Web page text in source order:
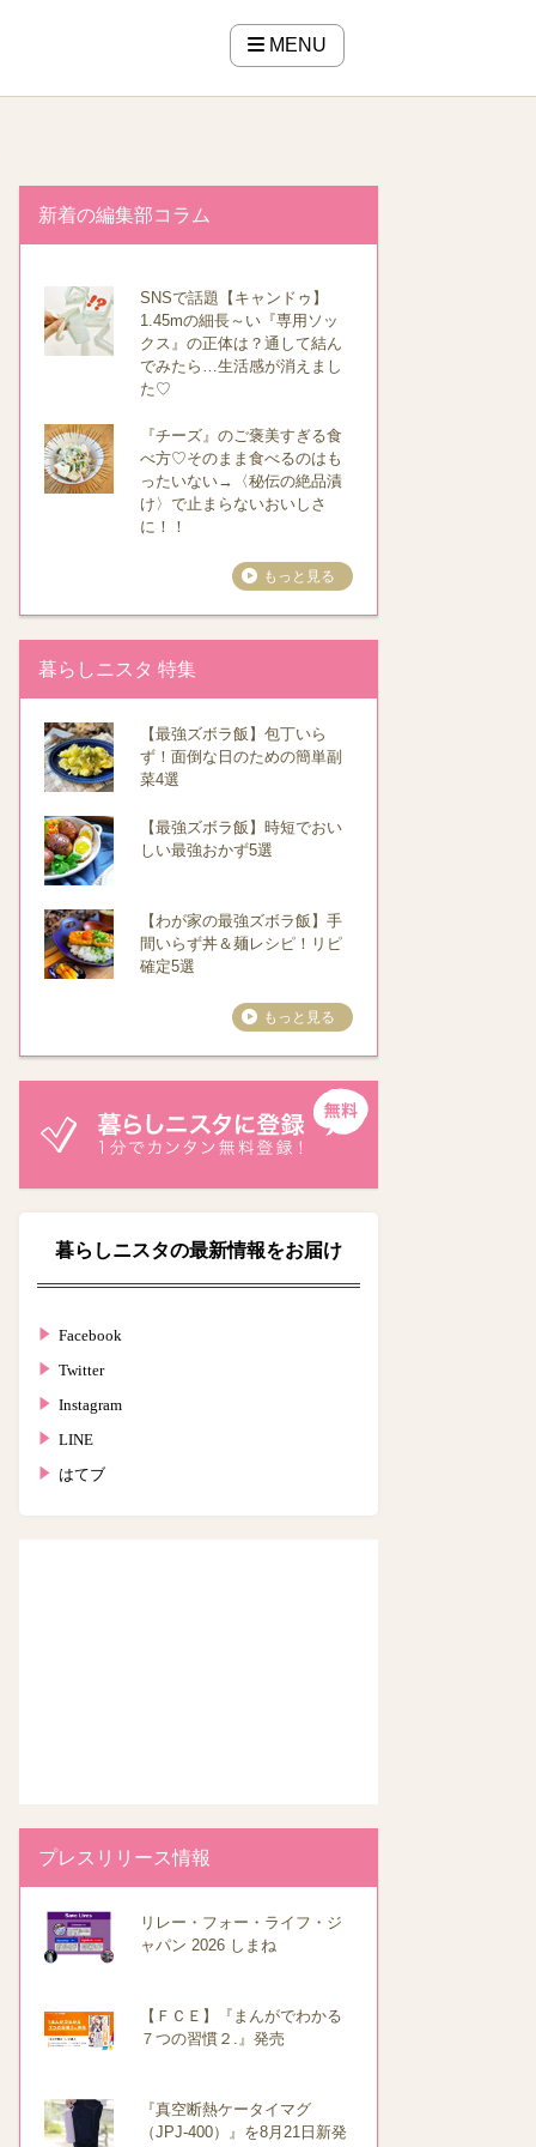
MENU
新着の編集部コラム
SNSで話題【キャンドゥ】
1.45mの細長～い『専用ソッ
クス』の正体は？通して結ん
でみたら…生活感が消えまし
た♡
『チーズ』のご褒美すぎる食
べ方♡そのまま食べるのはも
ったいない→〈秘伝の絶品漬
け〉で止まらないおいしさ
に！！
もっと見る
暮らしニスタ 特集
【最強ズボラ飯】包丁いら
ず！面倒な日のための簡単副
菜4選
【最強ズボラ飯】時短でおい
しい最強おかず5選
【わが家の最強ズボラ飯】手
間いらず丼＆麺レシピ！リピ
確定5選
もっと見る
暮らしニスタの最新情報をお届け
Facebook
Twitter
Instagram
LINE
はてブ
プレスリリース情報
リレー・フォー・ライフ・ジ
ャパン 2026 しまね
【ＦＣＥ】『まんがでわかる
７つの習慣２.』発売
『真空断熱ケータイマグ
（JPJ-400）』を8月21日新発